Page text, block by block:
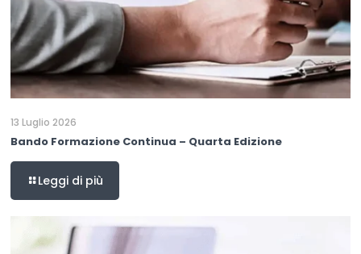
13 Luglio 2026
Bando Formazione Continua – Quarta Edizione
Leggi di più